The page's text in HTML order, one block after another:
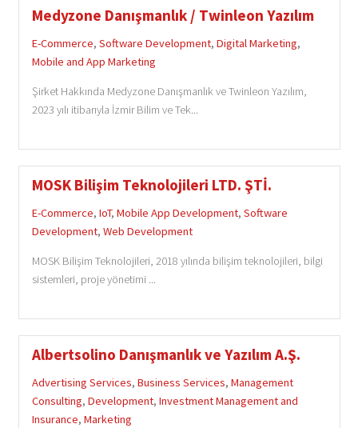
Medyzone Danışmanlık / Twinleon Yazılım
E-Commerce, Software Development, Digital Marketing,
Mobile and App Marketing
Şirket Hakkında Medyzone Danışmanlık ve Twinleon Yazılım,
2023 yılı itibarıyla İzmir Bilim ve Tek...
MOSK Bilişim Teknolojileri LTD. ŞTİ.
E-Commerce, IoT, Mobile App Development, Software
Development, Web Development
MOSK Bilişim Teknolojileri, 2018 yılında bilişim teknolojileri, bilgi
sistemleri, proje yönetimi ...
Albertsolino Danışmanlık ve Yazılım A.Ş.
Advertising Services, Business Services, Management
Consulting, Development, Investment Management and
Insurance, Marketing